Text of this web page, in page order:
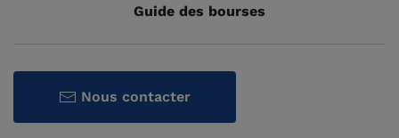
Guide des bourses
Nous contacter